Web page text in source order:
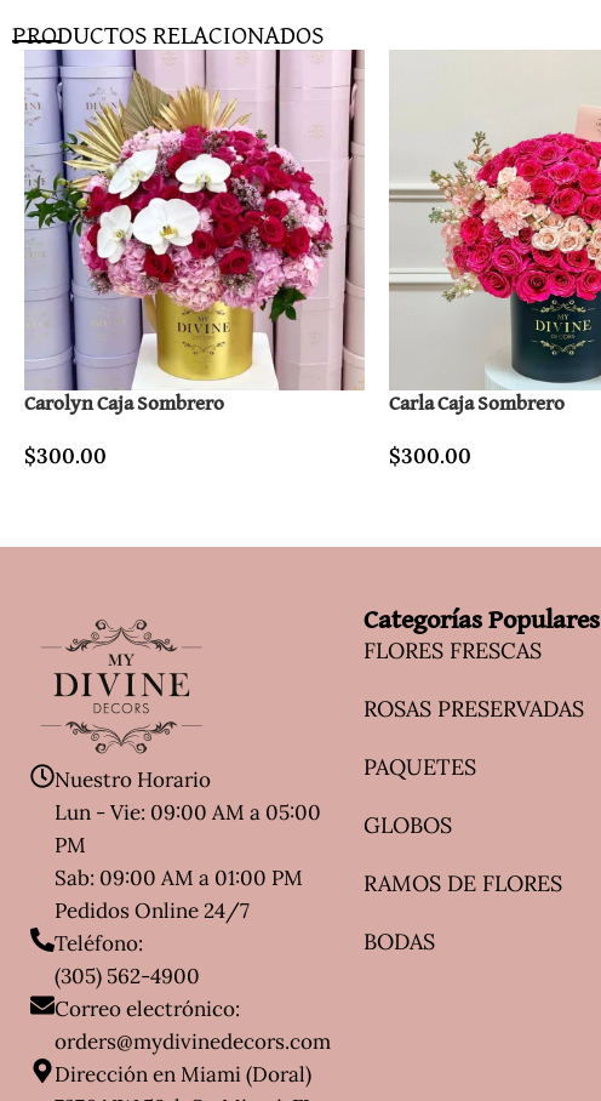
PRODUCTOS RELACIONADOS
Carolyn Caja Sombrero
$300.00
Carla Caja Sombrero
$300.00
Nuestro Horario
Lun - Vie: 09:00 AM a 05:00
PM
Sab: 09:00 AM a 01:00 PM
Pedidos Online 24/7
Teléfono:
(305) 562-4900
Correo electrónico:
orders@mydivinedecors.com
Dirección en Miami (Doral)
Categorías Populares
FLORES FRESCAS
ROSAS PRESERVADAS
PAQUETES
GLOBOS
RAMOS DE FLORES
BODAS